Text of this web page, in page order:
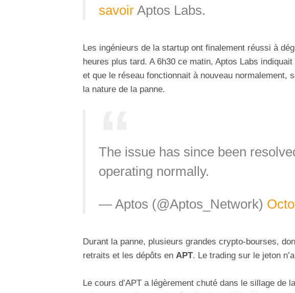
savoirAptos Labs.
Les ingénieurs de la startup ont finalement réussi à
heures plus tard. A 6h30 ce matin, Aptos Labs
et que le réseau fonctionnait à nouveau normalement,
la nature de la panne.
The issue has since been
operating normally.
— Aptos (@Aptos_Network)
Durant la panne, plusieurs grandes crypto-bourses,
retraits et les dépôts en APT. Le trading sur le jeton
Le cours d’APT a légèrement chuté dans le sillage de